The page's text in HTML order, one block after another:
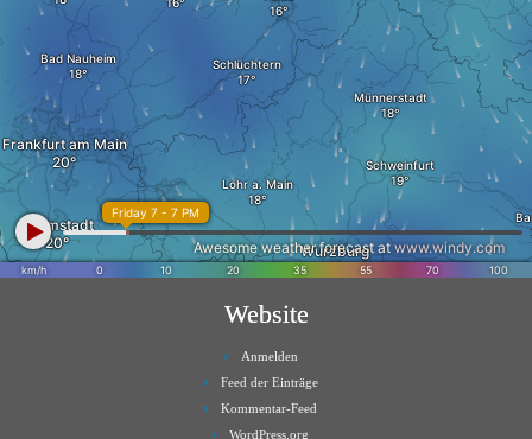
Website
Anmelden
Feed der Einträge
Kommentar-Feed
WordPress.org